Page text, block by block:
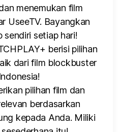
menemukan film
UseeTV. Bayangkan
setiap hari!
berisi pilihan
dari film blockbuster
pilihan film dan
berdasarkan
kepada Anda. Miliki